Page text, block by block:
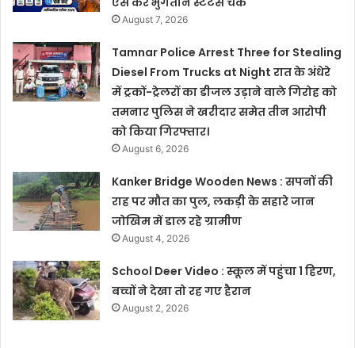
August 7, 2026
Tamnar Police Arrest Three for Stealing
Diesel From Trucks at Night रात के अंधेरे
में ट्रकों-ट्रेलरों का डीजल उड़ाने वाले गिरोह को
तमनार पुलिस ने खरीदार समेत तीन आरोपी
को किया गिरफ्तार।
August 6, 2026
Kanker Bridge Wooden News : सपनों की
राह पर मौत का पुल, लकड़ी के सहारे जान
जोखिम में डाल रहे ग्रामीण
August 4, 2026
School Deer Video : स्कूल में पहुंचा 1 हिरण,
बच्चों ने देखा तो रह गए हैरान
August 2, 2026